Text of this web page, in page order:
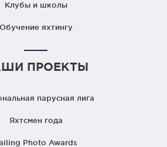
Клубы и школы
Обучение яхтингу
ПРОЕКТЫ
парусная лига
Яхтсмен года
Photo Awards